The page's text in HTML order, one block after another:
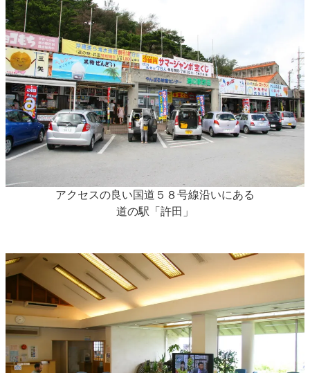
アクセスの良い国道５８号線沿いにある
道の駅「許田」